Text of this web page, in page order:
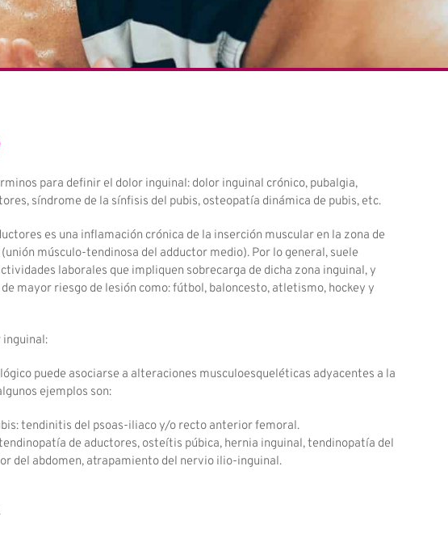
para definir el dolor inguinal: dolor inguinal crónico, pubalgia,
síndrome de la sínfisis del pubis, osteopatía dinámica de pubis, etc.
es una inflamación crónica de la inserción muscular en la zona de
músculo-tendinosa del adductor medio). Por lo general, suele
laborales que impliquen sobrecarga de dicha zona inguinal, y
mayor riesgo de lesión como: fútbol, baloncesto, atletismo, hockey y
inguinal:
puede asociarse a alteraciones musculoesqueléticas adyacentes a la
ejemplos son:
tendinitis del psoas-iliaco y/o recto anterior femoral.
de aductores, osteítis púbica, hernia inguinal, tendinopatía del
del abdomen, atrapamiento del nervio ilio-inguinal.